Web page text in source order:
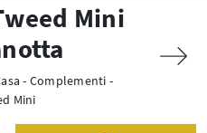
Mini
- Complementi -
Mini